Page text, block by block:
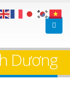
Dương